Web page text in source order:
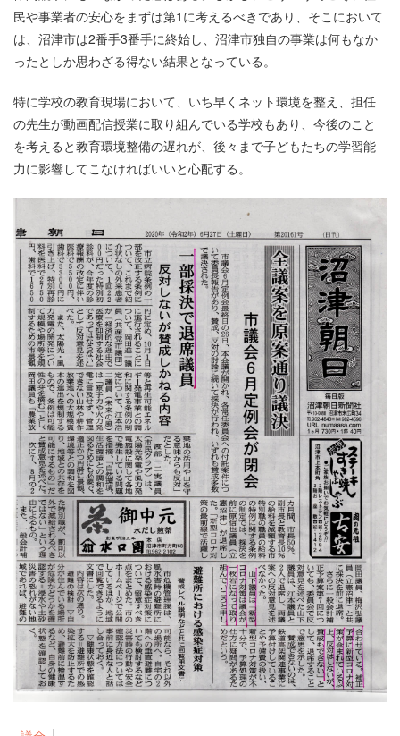
民や事業者の安心をまずは第1に考えるべきであり、そこにおいて
は、沼津市は2番手3番手に終始し、沼津市独自の事業は何もなか
ったとしか思わざる得ない結果となっている。
特に学校の教育現場において、いち早くネット環境を整え、担任
の先生が動画配信授業に取り組んでいる学校もあり、今後のこと
を考えると教育環境整備の遅れが、後々まで子どもたちの学習能
力に影響してこなければいいと心配する。